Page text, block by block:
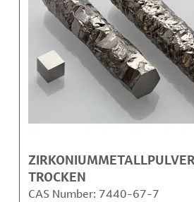
TROCKEN
CAS Number: 7440-67-7